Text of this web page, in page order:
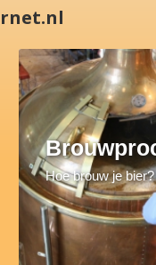
Hoe brouw je bier?